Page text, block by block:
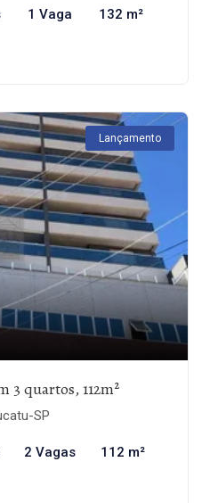
1 Vaga 132 m²
Lançamento
3 quartos, 112m²
SP
2 Vagas 112 m²